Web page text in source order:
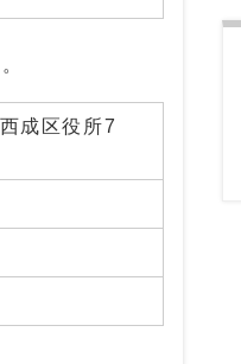
成区役所7